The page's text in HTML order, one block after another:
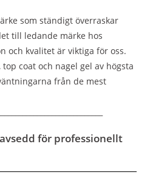
som ständigt överraskar
till ledande märke hos
och kvalitet är viktiga för oss.
top coat och nagel gel av högsta
från de mest
för professionellt